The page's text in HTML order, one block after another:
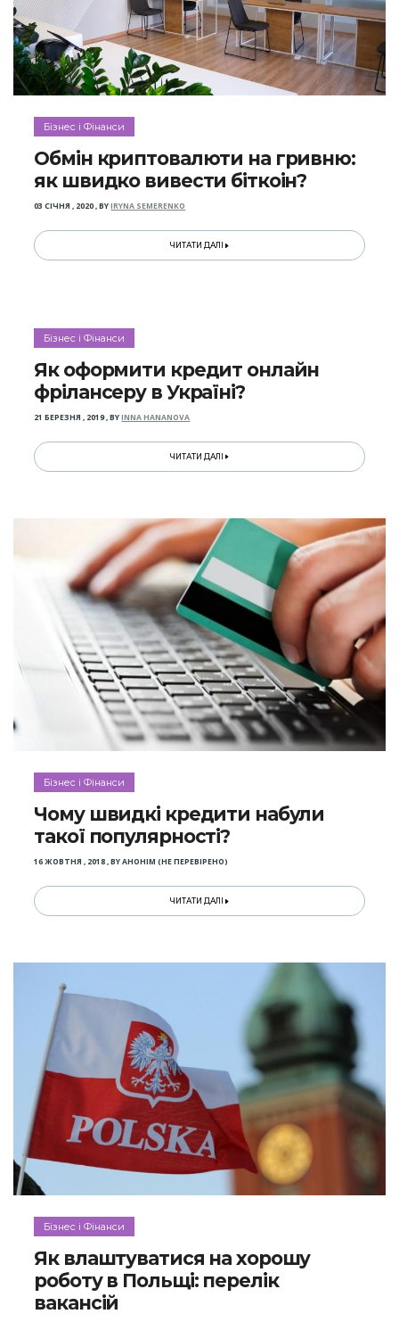
Бізнес і Фінанси
Обмін криптовалюти на гривню:
як швидко вивести біткоін?
03 СІЧНЯ , 2020,BYIRYNA SEMERENKO
ЧИТАТИ ДАЛІ
Бізнес і Фінанси
Як оформити кредит онлайн
фрілансеру в Україні?
21 БЕРЕЗНЯ , 2019,BYINNA HANANOVA
ЧИТАТИ ДАЛІ
Бізнес і Фінанси
Чому швидкі кредити набули
такої популярності?
16 ЖОВТНЯ , 2018,BYАНОНІМ (НЕ ПЕРЕВІРЕНО)
ЧИТАТИ ДАЛІ
Бізнес і Фінанси
Як влаштуватися на хорошу
роботу в Польщі: перелік
вакансій